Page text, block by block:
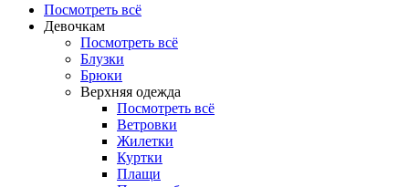
Посмотреть всё
Девочкам
Посмотреть всё
Блузки
Брюки
Верхняя одежда
Посмотреть всё
Ветровки
Жилетки
Куртки
Плащи